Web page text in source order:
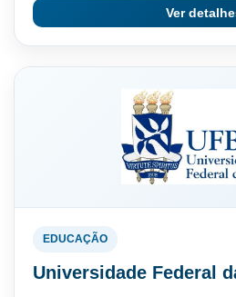
Ver
EDUCAÇÃO
Universidade Federal